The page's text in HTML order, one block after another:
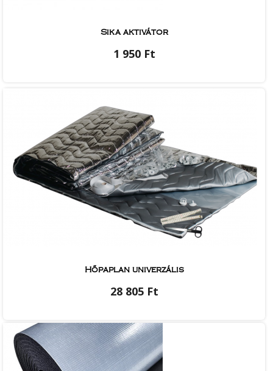
Sika aktivátor
1 950 Ft
Hőpaplan univerzális
28 805 Ft